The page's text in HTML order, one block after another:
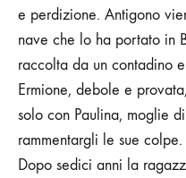
e perdizione. Antigono
nave che lo ha portato in
raccolta da un contadino
Ermione, debole e
solo con Paulina, moglie
rammentargli le sue colpe.
Dopo sedici anni la